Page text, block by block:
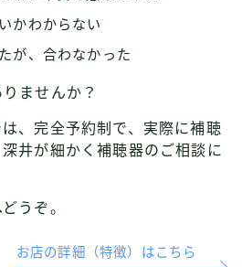
かわからない
が、合わなかった
ませんか？
、完全予約制で、実際に補聴
井が細かく補聴器のご相談に
うぞ。
お店の詳細（特徴）はこちら